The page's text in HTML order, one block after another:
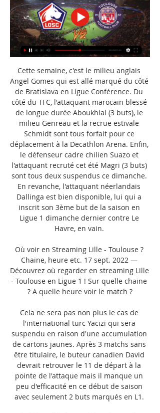
Cette semaine, c'est le milieu anglais
Angel Gomes qui est allé marqué du côté
de Bratislava en Ligue Conférence. Du
côté du TFC, l'attaquant marocain blessé
de longue durée Aboukhlal (3 buts), le
milieu Genreau et la recrue estivale
Schmidt sont tous forfait pour ce
déplacement à la Decathlon Arena. Enfin,
le défenseur cadre chilien Suazo et
l'attaquant recruté cet été Magri (3 buts)
sont tous deux suspendus ce dimanche.
En revanche, l'attaquant néerlandais
Dallinga est bien disponible, lui qui a
inscrit son 3ème but de la saison en
Ligue 1 dimanche dernier contre Le
Havre, en vain.
Où voir en Streaming Lille - Toulouse ?
Chaine, heure etc. 17 sept. 2022 —
Découvrez où regarder en streaming Lille
- Toulouse en Ligue 1 ! Sur quelle chaine
? A quelle heure voir le match ?
Cela ne sera pas non plus le cas de
l'international turc Yacizi qui sera
suspendu en raison d'une accumulation
de cartons jaunes. Après 3 matchs sans
être titulaire, le buteur canadien David
devrait retrouver le 11 de départ à la
pointe de l'attaque mais il manque un
peu d'efficacité en ce début de saison
avec seulement 2 buts marqués en L1.